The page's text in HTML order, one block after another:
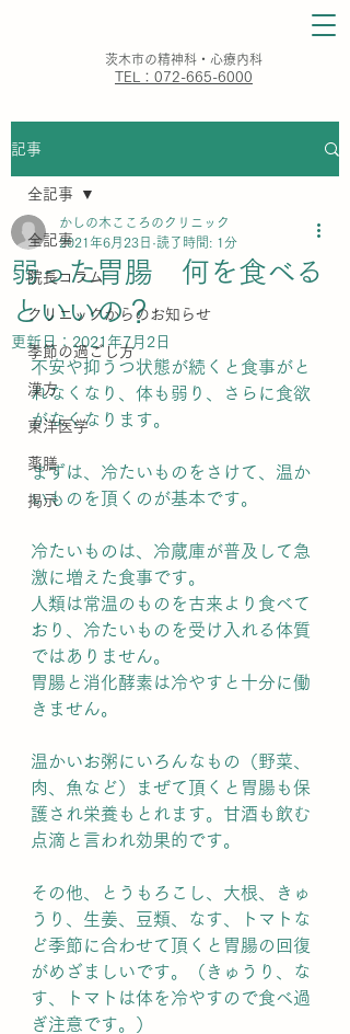
​茨木市の精神科・心療内科
TEL：072-665-6000
記事
全記事
院長コラム
クリニックからのお知らせ
季節の過ごし方
漢方
東洋医学
薬膳
掲示
全記事
弱った胃腸 何を食べる
といいの？
かしの木こころのクリニック
2021年6月23日 読了時間: 1分
更新日： 2021年7月2日
不安や抑うつ状態が続くと食事がと
れなくなり、体も弱り、さらに食欲
がなくなります。
まずは、冷たいものをさけて、温か
いものを頂くのが基本です。
冷たいものは、冷蔵庫が普及して急
激に増えた食事です。
人類は常温のものを古来より食べて
おり、冷たいものを受け入れる体質
ではありません。
胃腸と消化酵素は冷やすと十分に働
きません。
温かいお粥にいろんなもの（野菜、
肉、魚など）まぜて頂くと胃腸も保
護され栄養もとれます。甘酒も飲む
点滴と言われ効果的です。
その他、とうもろこし、大根、きゅ
うり、生姜、豆類、なす、トマトな
ど季節に合わせて頂くと胃腸の回復
がめざましいです。（きゅうり、な
す、トマトは体を冷やすので食べ過
ぎ注意です。）